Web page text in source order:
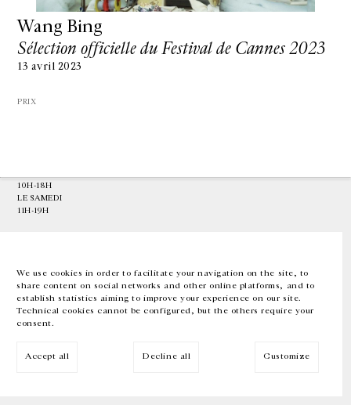
We use cookies in order to facilitate your navigation on the site, to
share content on social networks and other online platforms, and to
establish statistics aiming to improve your experience on our site.
Technical cookies cannot be configured, but the others require your
consent.
Accept all Decline all Customize
Wang Bing
Sélection officielle du Festival de Cannes 2023
13 avril 2023
PRIX
10 RUE CHARLOT, 75003 PARIS
10H-18H
LE SAMEDI
11H-19H
EN FR 中文 Facebook Instagram
Inscrivez-vous à notre newsletter